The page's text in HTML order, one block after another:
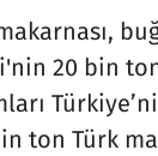
20 bin
ton Türk